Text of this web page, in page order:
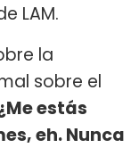
LAM.
la
sobre el
estás
eh. Nunca